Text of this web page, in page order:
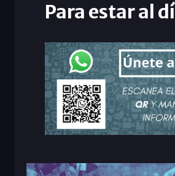
Para estar al